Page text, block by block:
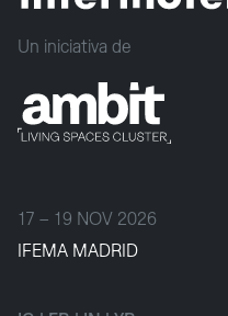
Un iniciativa de
17 – 19 NOV 2026
IFEMA MADRID